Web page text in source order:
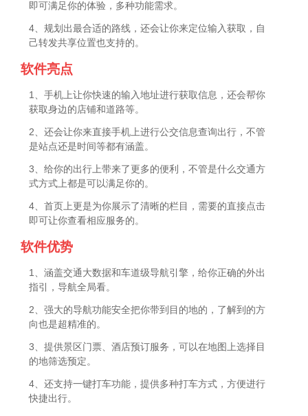
即可满足你的体验，多种功能需求。
4、规划出最合适的路线，还会让你来定位输入获取，自
己转发共享位置也支持的。
软件亮点
1、手机上让你快速的输入地址进行获取信息，还会帮你
获取身边的店铺和道路等。
2、还会让你来直接手机上进行公交信息查询出行，不管
是站点还是时间等都有涵盖。
3、给你的出行上带来了更多的便利，不管是什么交通方
式方式上都是可以满足你的。
4、首页上更是为你展示了清晰的栏目，需要的直接点击
即可让你查看相应服务的。
软件优势
1、涵盖交通大数据和车道级导航引擎，给你正确的外出
指引，导航全局看。
2、强大的导航功能安全把你带到目的地的，了解到的方
向也是超精准的。
3、提供景区门票、酒店预订服务，可以在地图上选择目
的地筛选预定。
4、还支持一键打车功能，提供多种打车方式，方便进行
快捷出行。